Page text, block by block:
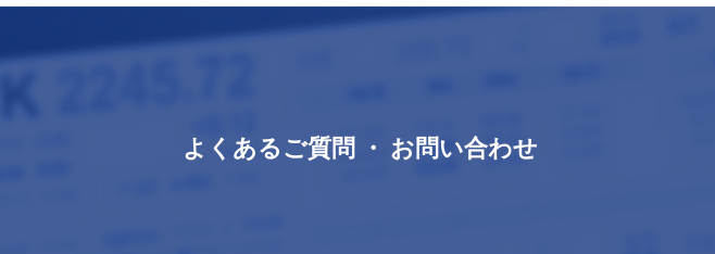
よくあるご質問 ・ お問い合わせ